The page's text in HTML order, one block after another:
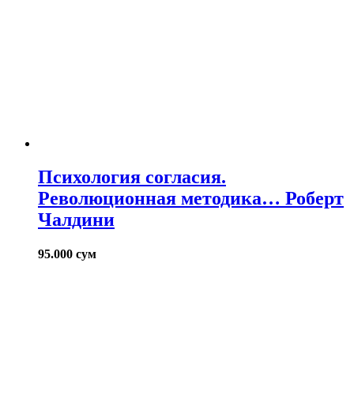
Психология согласия.
Революционная методика… Роберт
Чалдини
95.000 сум